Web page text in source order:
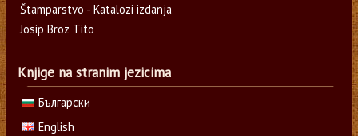
Štamparstvo - Katalozi izdanja
Josip Broz Tito
Knjige na stranim jezicima
Български
English